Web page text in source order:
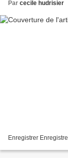
Par cecile hudrisier
Enregistrer